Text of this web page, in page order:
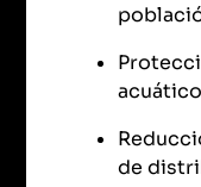
de